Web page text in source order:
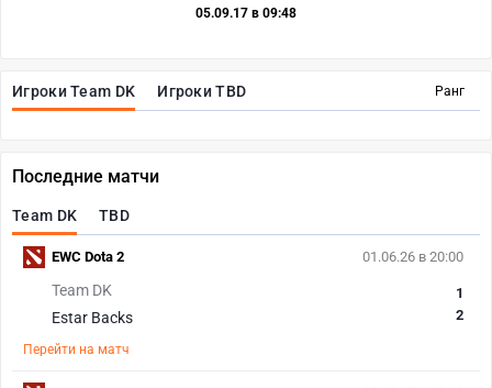
Ранг
Игроки Team DK Игроки TBD
05.09.17 в 09:48
Последние матчи
Team DK TBD
01.06.26 в 20:00
Team DK
Estar Backs
1
2
Перейти на матч
EWC Dota 2